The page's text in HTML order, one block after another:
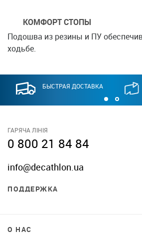
КОМФОРТ СТОПЫ
Подошва из резины и ПУ
ходьбе.
БЫСТРАЯ ДОСТАВКА
ГАРЯЧА ЛІНІЯ
0 800 21 84 84
info@decathlon.ua
ПОДДЕРЖКА
О НАС